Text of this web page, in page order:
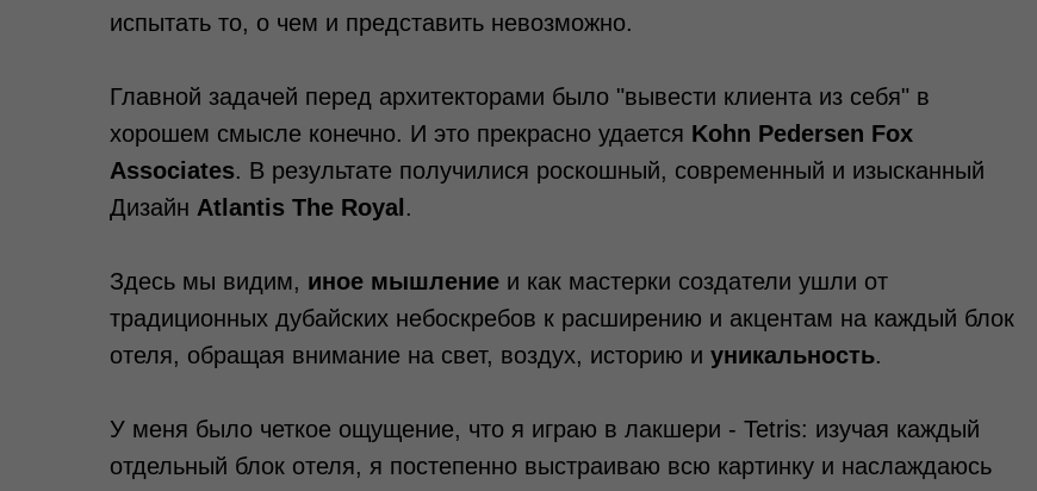
испытать то, о чем и представить невозможно.
Главной задачей перед архитекторами было "вывести клиента из себя" в
хорошем смысле конечно. И это прекрасно удается Kohn Pedersen Fox
Associates. В результате получилися роскошный, современный и изысканный
Дизайн Atlantis The Royal .
Здесь мы видим, иное мышление и как мастерки создатели ушли от
традиционных дубайских небоскребов к расширению и акцентам на каждый блок
отеля, обращая внимание на свет, воздух, историю и уникальность.
У меня было четкое ощущение, что я играю в лакшери - Tetris: изучая каждый
отдельный блок отеля, я постепенно выстраиваю всю картинку и наслаждаюсь